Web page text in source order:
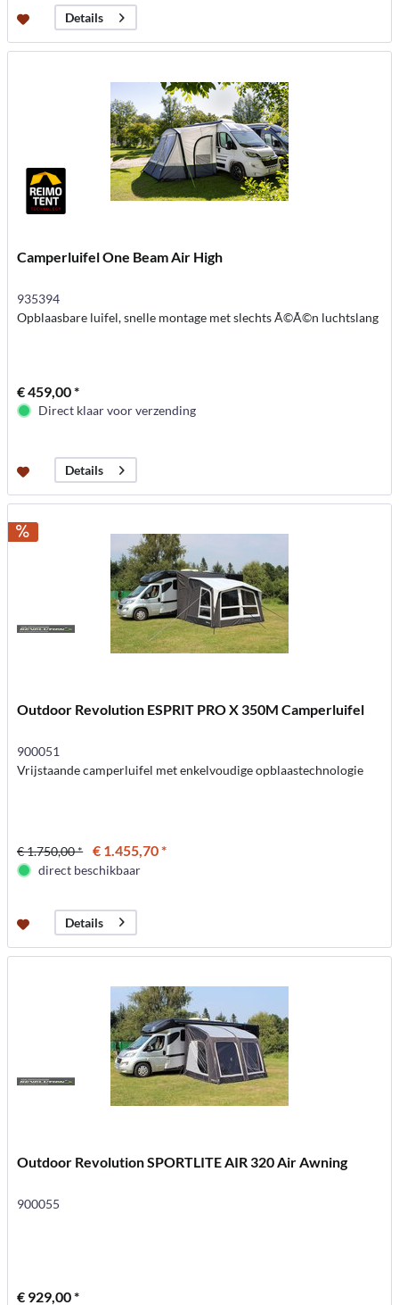
Details
Camperluifel One Beam Air High
935394
Opblaasbare luifel, snelle montage met slechts Ã©Ã©n luchtslang
€ 459,00 *
Direct klaar voor verzending
Details
Outdoor Revolution ESPRIT PRO X 350M Camperluifel
900051
Vrijstaande camperluifel met enkelvoudige opblaastechnologie
€ 1.750,00 * € 1.455,70 *
direct beschikbaar
Details
Outdoor Revolution SPORTLITE AIR 320 Air Awning
900055
€ 929,00 *